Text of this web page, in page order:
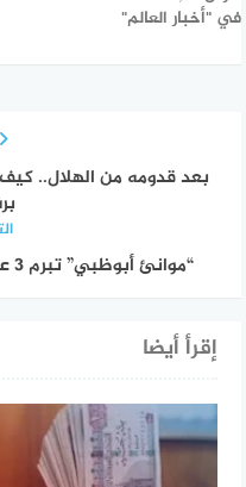
في "أخبار العالم"
بعد قدومه من الهلال..
“موانئ أبوظبي” تبرم 3 عقود لتطوير موانئ في الكونغو
إقرأ أيضا